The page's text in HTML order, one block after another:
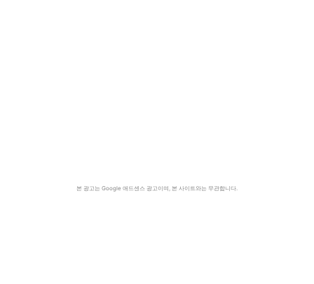
본 광고는 Google 애드센스 광고이며, 본 사이트와는 무관합니다.